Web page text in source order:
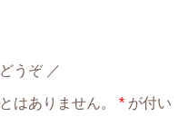
うぞ
はありません。 * が付い